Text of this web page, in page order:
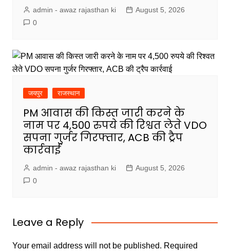
admin - awaz rajasthan ki
August 5, 2026
0
जयपुर राजस्थान
PM आवास की किस्त जारी करने के
नाम पर 4,500 रुपये की रिश्वत लेते VDO
सपना गुर्जर गिरफ्तार, ACB की ट्रैप
कार्रवाई
admin - awaz rajasthan ki
August 5, 2026
0
Leave a Reply
Your email address will not be published. Required